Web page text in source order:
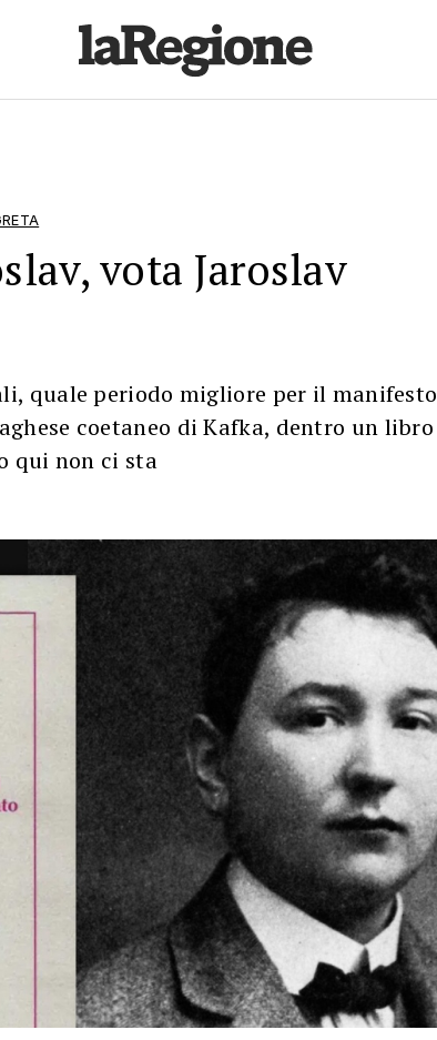
vota Jaroslav
quale periodo migliore per il manifesto
coetaneo di Kafka, dentro un libro
qui non ci sta